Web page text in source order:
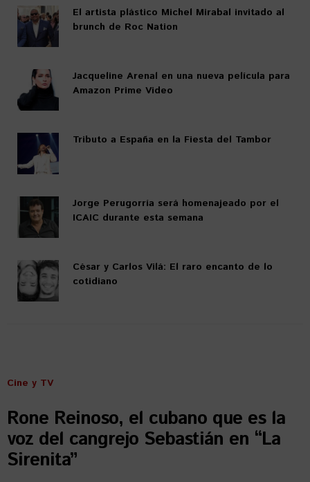
El artista plástico Michel Mirabal invitado al
brunch de Roc Nation
Jacqueline Arenal en una nueva película para
Amazon Prime Video
Tributo a España en la Fiesta del Tambor
Jorge Perugorría será homenajeado por el
ICAIC durante esta semana
César y Carlos Vilá: El raro encanto de lo
cotidiano
Cine y TV
Rone Reinoso, el cubano que es la
voz del cangrejo Sebastián en “La
Sirenita”